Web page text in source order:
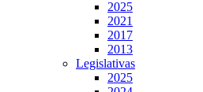
2025
2021
2017
2013
Legislativas
2025